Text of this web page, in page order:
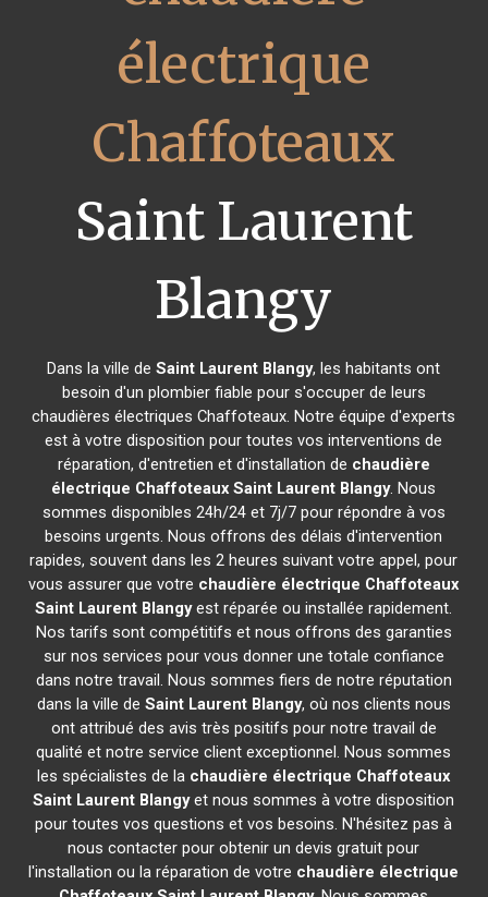
électrique
Chaffoteaux
Saint Laurent
Blangy
Dans la ville deSaint Laurent Blangy, les habitants ont
besoin d'un plombier fiable pour s'occuper de leurs
chaudières électriques Chaffoteaux. Notre équipe d'experts
est à votre disposition pour toutes vos interventions de
réparation, d'entretien et d'installation de chaudière
électrique Chaffoteaux Saint Laurent Blangy. Nous
sommes disponibles 24h/24 et 7j/7 pour répondre à vos
besoins urgents. Nous offrons des délais d'intervention
rapides, souvent dans les 2 heures suivant votre appel, pour
vous assurer que votre chaudière électrique Chaffoteaux
Saint Laurent Blangyest réparée ou installée rapidement.
Nos tarifs sont compétitifs et nous offrons des garanties
sur nos services pour vous donner une totale confiance
dans notre travail. Nous sommes fiers de notre réputation
dans la ville de Saint Laurent Blangy, où nos clients nous
ont attribué des avis très positifs pour notre travail de
qualité et notre service client exceptionnel. Nous sommes
les spécialistes de la chaudière électrique Chaffoteaux
Saint Laurent Blangyet nous sommes à votre disposition
pour toutes vos questions et vos besoins. N'hésitez pas à
nous contacter pour obtenir un devis gratuit pour
l'installation ou la réparation de votre chaudière électrique